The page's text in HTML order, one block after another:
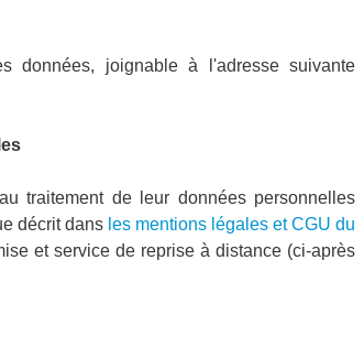
données, joignable à l'adresse suivante
traitement de leur données personnelles
décrit dans les mentions légales et CGU du
et service de reprise à distance (ci-après